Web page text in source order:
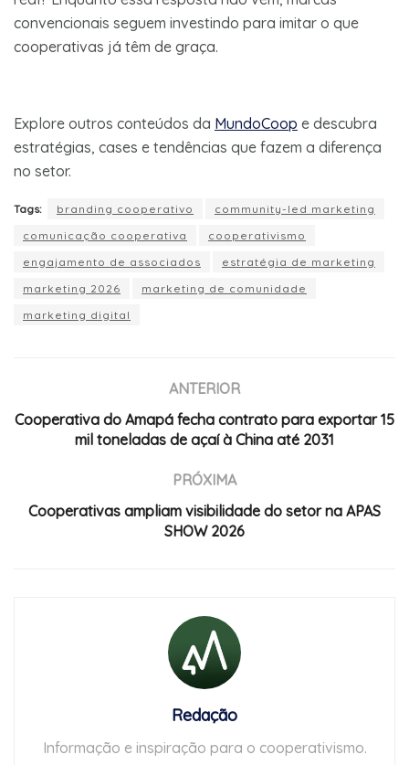
convencionais seguem investindo para imitar o que
cooperativas já têm de graça.
Explore outros conteúdos da MundoCoop e descubra
estratégias, cases e tendências que fazem a diferença
no setor.
Tags: branding cooperativo
community-led marketing
comunicação cooperativa
cooperativismo
engajamento de associados
estratégia de marketing
marketing 2026
marketing de comunidade
marketing digital
ANTERIOR
Cooperativa do Amapá fecha contrato para exportar 15
mil toneladas de açaí à China até 2031
PRÓXIMA
Cooperativas ampliam visibilidade do setor na APAS
SHOW 2026
Redação
Informação e inspiração para o cooperativismo.